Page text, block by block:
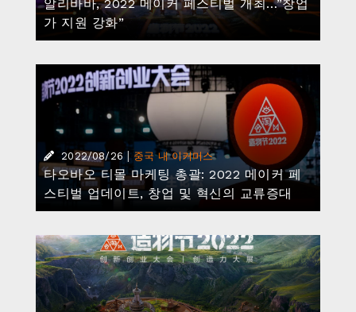
알리바바, 2022 메이커 페스티벌 개최…”창업
가 지원 강화”
2022/08/26 | 중국 내 이커머스
타오바오 티몰 마케팅 총괄: 2022 메이커 페
스티벌 업데이트, 창업 및 혁신의 교류증대